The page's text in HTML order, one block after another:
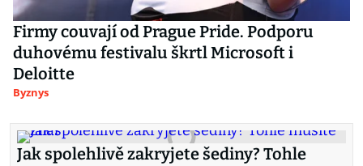
Firmy couvají od Prague Pride. Podporu
duhovému festivalu škrtl Microsoft i
Deloitte
Byznys
Jak spolehlivě zakryjete šediny? Tohle